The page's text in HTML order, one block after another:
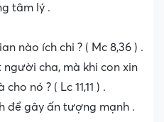
tâm lý .
nào ích chi ? ( Mc 8,36 ) .
cha, mà khi con xin
nó ? ( Lc 11,11 ) .
để gây ấn tượng mạnh .